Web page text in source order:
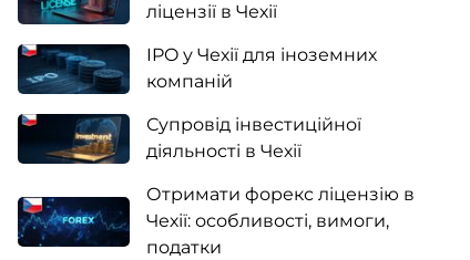
ліцензії в Чехії
IPO у Чехії для іноземних
компаній
Супровід інвестиційної
діяльності в Чехії
Отримати форекс ліцензію в
Чехії: особливості, вимоги,
податки